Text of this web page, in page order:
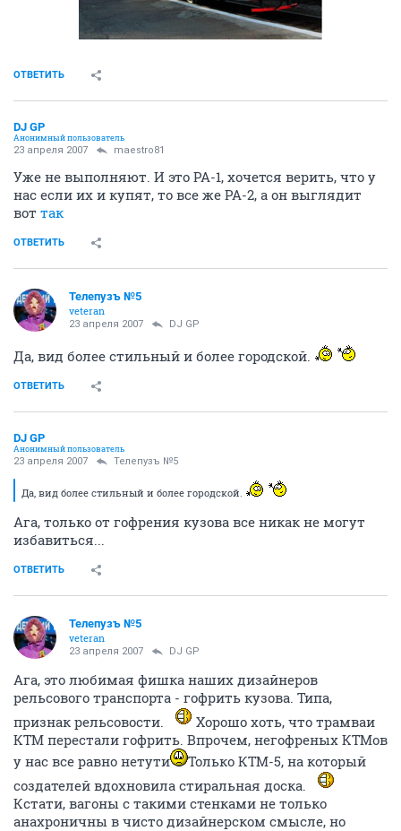
ОТВЕТИТЬ
DJ GP
Анонимный пользователь
23 апреля 2007 maestro81
Уже не выполняют. И это РА-1, хочется верить, что у
нас если их и купят, то все же РА-2, а он выглядит
вот так
ОТВЕТИТЬ
Телепузъ №5
veteran
23 апреля 2007 DJ GP
Да, вид более стильный и более городской.
ОТВЕТИТЬ
DJ GP
Анонимный пользователь
23 апреля 2007 Телепузъ №5
Да, вид более стильный и более городской.
Ага, только от гофрения кузова все никак не могут
избавиться...
ОТВЕТИТЬ
Телепузъ №5
veteran
23 апреля 2007 DJ GP
Ага, это любимая фишка наших дизайнеров
рельсового транспорта - гофрить кузова. Типа,
признак рельсовости.
Хорошо хоть, что трамваи
КТМ перестали гофрить. Впрочем, негофреных КТМов
у нас все равно нетути
Только КТМ-5, на который
создателей вдохновила стиральная доска.
Кстати, вагоны с такими стенками не только
анахроничны в чисто дизайнерском смысле, но